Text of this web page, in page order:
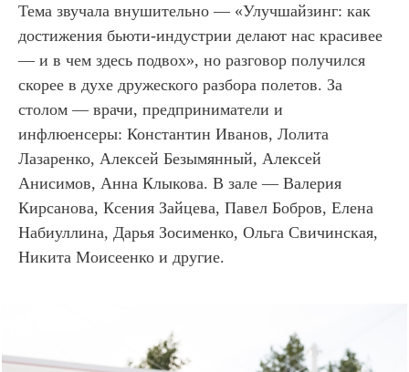
Тема звучала внушительно — «Улучшайзинг: как
достижения бьюти-индустрии делают нас красивее
— и в чем здесь подвох», но разговор получился
скорее в духе дружеского разбора полетов. За
столом — врачи, предприниматели и
инфлюенсеры: Константин Иванов, Лолита
Лазаренко, Алексей Безымянный, Алексей
Анисимов, Анна Клыкова. В зале — Валерия
Кирсанова, Ксения Зайцева, Павел Бобров, Елена
Набиуллина, Дарья Зосименко, Ольга Свичинская,
Никита Моисеенко и другие.